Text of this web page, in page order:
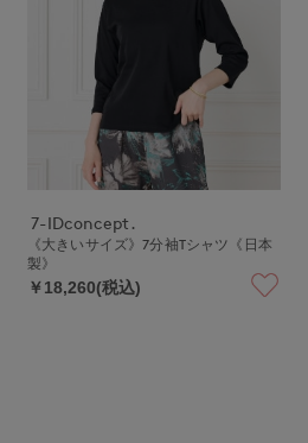
7-IDconcept.
《大きいサイズ》7分袖Tシャツ《日本
製》
￥18,260(税込)